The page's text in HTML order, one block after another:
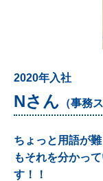
2020年入社
Nさん （事務
ちょっと用語が
もそれを分かっ
す！！